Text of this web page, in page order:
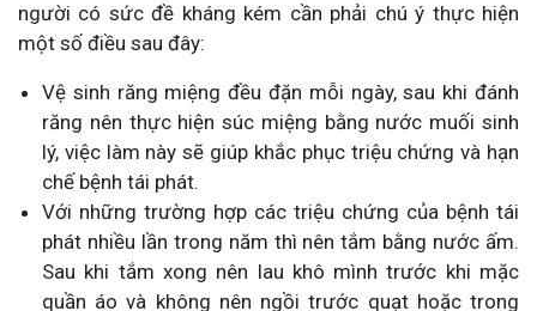
người có sức đề kháng kém cần phải chú ý thực hiện
một số điều sau đây:
Vệ sinh răng miệng đều đặn mỗi ngày, sau khi đánh
răng nên thực hiện súc miệng bằng nước muối sinh
lý, việc làm này sẽ giúp khắc phục triệu chứng và hạn
chế bệnh tái phát.
Với những trường hợp các triệu chứng của bệnh tái
phát nhiều lần trong năm thì nên tắm bằng nước ấm.
Sau khi tắm xong nên lau khô mình trước khi mặc
quần áo và không nên ngồi trước quạt hoặc trong